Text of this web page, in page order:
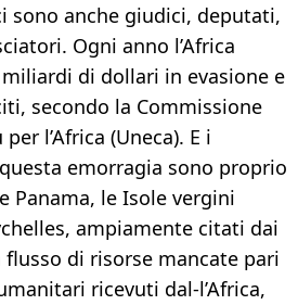
sono anche giudici, deputati,
Ogni anno l’Africa
di dollari in evasione e
secondo la Commissione
l’Africa (Uneca). E i
emorragia sono proprio
Panama, le Isole vergini
ampiamente citati dai
flusso di risorse mancate pari
ricevuti dal-l’Africa,